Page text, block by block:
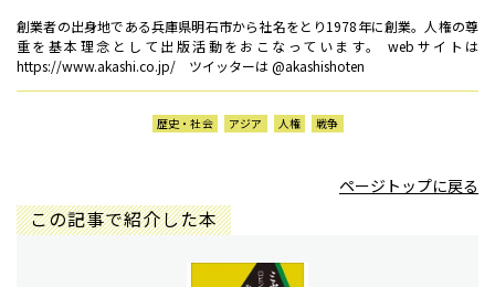
創業者の出身地である兵庫県明石市から社名をとり1978年に創業。人権の尊
重を基本理念として出版活動をおこなっています。 webサイトは
https://www.akashi.co.jp/ ツイッターは @akashishoten
歴史・社会 アジア 人権 戦争
ページトップに戻る
この記事で紹介した本